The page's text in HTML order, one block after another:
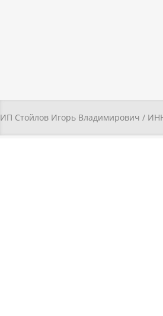
ИП Стойлов Игорь Владимирович /